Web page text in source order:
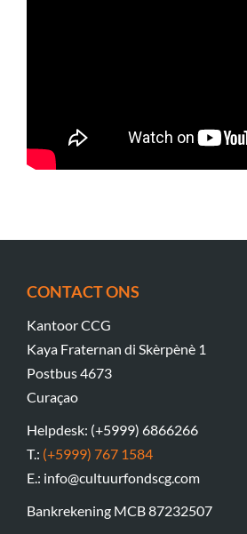
CONTACT ONS
Kantoor CCG
Kaya Fraternan di Skèrpènè 1
Postbus 4673
Curaçao
Helpdesk: (+5999) 6866266
T.: (+5999) 767 1584
E.: info@cultuurfondscg.com
Bankrekening MCB 87232507